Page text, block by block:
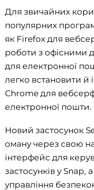
Для звичайних
популярних
як Firefox для
роботи з офісними
для електронної
легко встановити й
Chrome для
електронної пошти.
Новий застосунок
оману через свою
інтерфейс для
застосунків у
управління